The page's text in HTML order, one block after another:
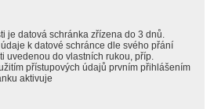
je datová schránka zřízena do 3 dnů.
k datové schránce dle svého přání
uvedenou do vlastních rukou, příp.
přístupových údajů prvním přihlášením
aktivuje